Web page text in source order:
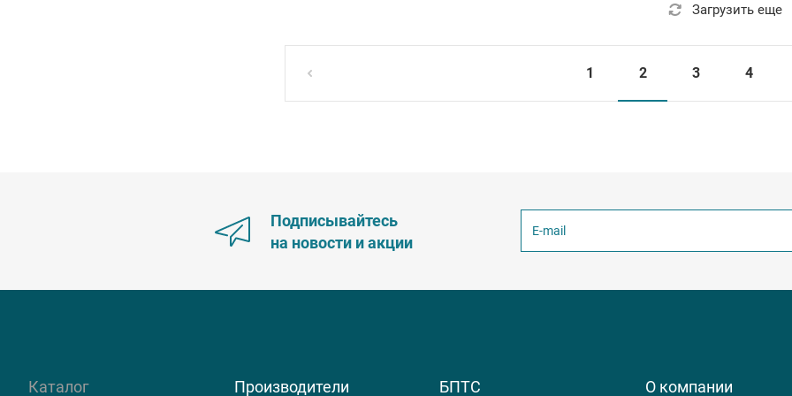
Загрузить еще
1 2 3 4
Подписывайтесь
на новости и акции
Каталог Производители БПТС О компании